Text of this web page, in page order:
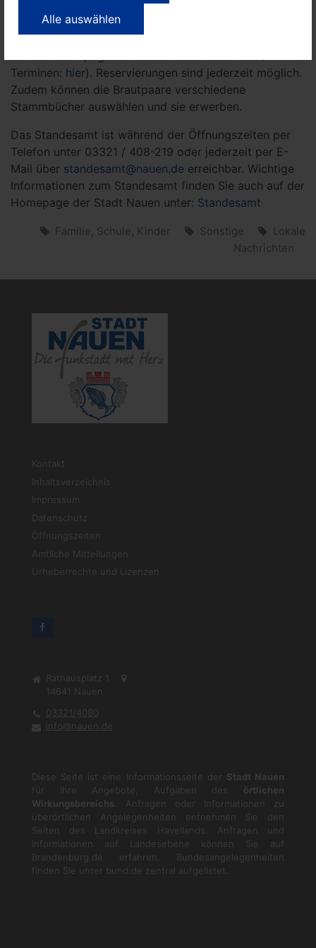
Alle auswählen
Termine für Eheschließungen für das Jahr 2025 sind
Terminen: hier). Reservierungen sind jederzeit möglich.
Zudem können die Brautpaare verschiedene
Stammbücher auswählen und sie erwerben.
Das Standesamt ist während der Öffnungszeiten per
Telefon unter 03321 / 408-219 oder jederzeit per E-
Mail über standesamt@nauen.de erreichbar. Wichtige
Informationen zum Standesamt finden Sie auch auf der
Homepage der Stadt Nauen unter: Standesamt
Familie, Schule, Kinder Sonstige
Lokale
Nachrichten
Kontakt
Inhaltsverzeichnis
Impressum
Datenschutz
Öffnungszeiten
Amtliche Mitteilungen
Urheberrechte und Lizenzen
Rathausplatz 1
14641
Nauen
03321/4080
info@nauen.de
Diese Seite ist eine Informationsseite der Stadt Nauen
für ihre Angebote, Aufgaben des örtlichen
Wirkungsbereichs . Anfragen oder Informationen zu
überörtlichen Angelegenheiten entnehmen Sie den
Seiten des Landkreises Havellands. Anfragen und
Informationen auf Landesebene können Sie auf
Brandenburg.de
erfahren. Bundesangelegenheiten
finden Sie unter
bund.de zentral aufgelistet.